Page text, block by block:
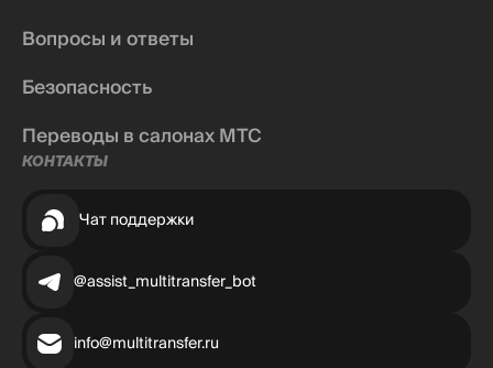
Вопросы и ответы
Безопасность
Переводы в салонах МТС
КОНТАКТЫ
Чат поддержки
@assist_multitransfer_bot
info@multitransfer.ru